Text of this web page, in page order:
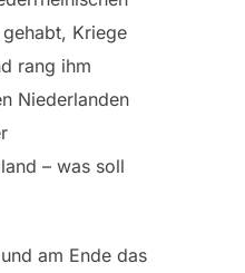
Kriege
rang ihm
Niederlanden
– was soll
am Ende das